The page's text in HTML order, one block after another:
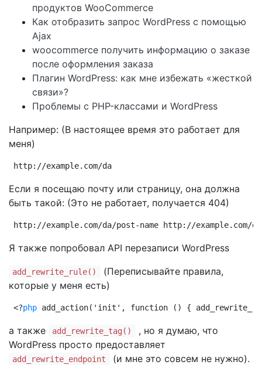
продуктов WooCommerce
Как отобразить запрос WordPress с помощью
Ajax
woocommerce получить информацию о заказе
после оформления заказа
Плагин WordPress: как мне избежать «жесткой
связи»?
Проблемы с PHP-классами и WordPress
Например: (В настоящее время это работает для
меня)
http://example.com/da
Если я посещаю почту или страницу, она должна
быть такой: (Это не работает, получается 404)
http://example.com/da/post-name http://example.com/
Я также попробовал API перезаписи WordPress
add_rewrite_rule()
(Переписывайте правила,
которые у меня есть)
<?php add_action('init', function () {
а также add_rewrite_tag()
, но я думаю, что
WordPress просто предоставляет
add_rewrite_endpoint
(и мне это совсем не нужно).